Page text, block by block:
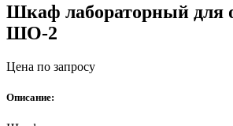
Шкаф лабораторный для
ШО-2
Цена по запросу
Описание: